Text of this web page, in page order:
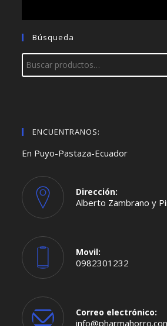
Búsqueda
ENCUENTRANOS:
En Puyo-Pastaza-Ecuador
Dirección:
Alberto Zambrano y
Movil:
0982301232
aplicación
Correo electrónico: